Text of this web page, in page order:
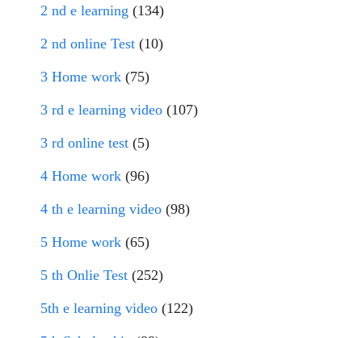
2 nd e learning (134)
2 nd online Test (10)
3 Home work (75)
3 rd e learning video (107)
3 rd online test (5)
4 Home work (96)
4 th e learning video (98)
5 Home work (65)
5 th Onlie Test (252)
5th e learning video (122)